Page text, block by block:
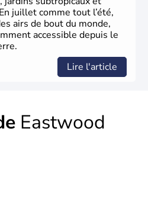
siècle.
juillet comme tout l’été,
airs de bout du monde,
accessible depuis le
Lire l'article
Eastwood